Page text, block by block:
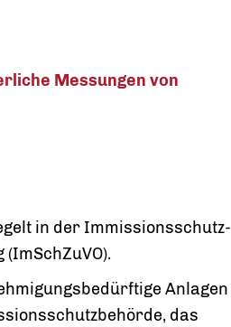
Messungen von
in der Immissionsschutz-
Anlagen
das